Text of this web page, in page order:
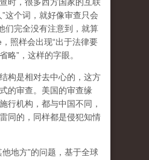
这个词，就好像审查只会
们完全没有注意到， 就算
照样会出现“出于法律要
略”，这样的字眼。
构是相对去中心的，这方
的审查。美国的审查缘
行机构，都与中国不同，
同的，同样都是侵犯知情
地方”的问题，基于全球